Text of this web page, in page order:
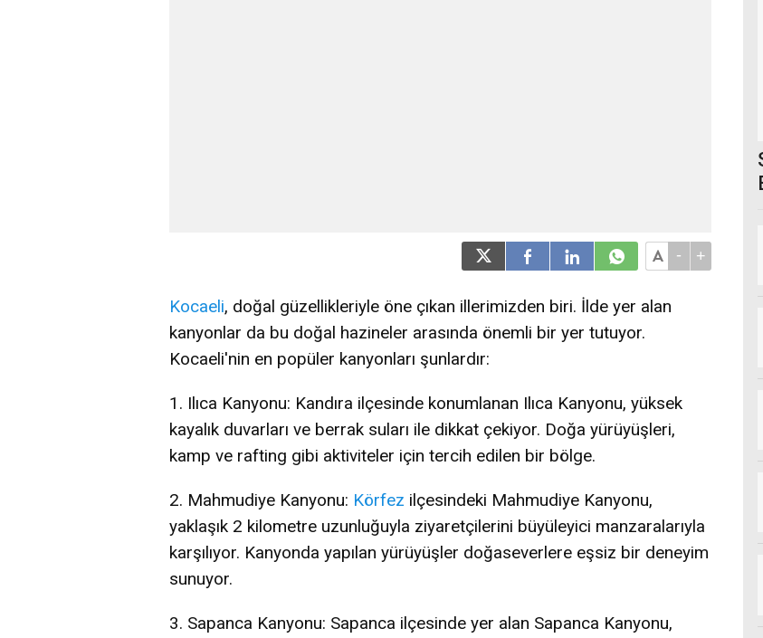
- +
Kocaeli, doğal güzellikleriyle öne çıkan illerimizden biri. İlde yer alan
kanyonlar da bu doğal hazineler arasında önemli bir yer tutuyor.
Kocaeli'nin en popüler kanyonları şunlardır:
1. Ilıca Kanyonu: Kandıra ilçesinde konumlanan Ilıca Kanyonu, yüksek
kayalık duvarları ve berrak suları ile dikkat çekiyor. Doğa yürüyüşleri,
kamp ve rafting gibi aktiviteler için tercih edilen bir bölge.
2. Mahmudiye Kanyonu: Körfez ilçesindeki Mahmudiye Kanyonu,
yaklaşık 2 kilometre uzunluğuyla ziyaretçilerini büyüleyici manzaralarıyla
karşılıyor. Kanyonda yapılan yürüyüşler doğaseverlere eşsiz bir deneyim
sunuyor.
3. Sapanca Kanyonu: Sapanca ilçesinde yer alan Sapanca Kanyonu,